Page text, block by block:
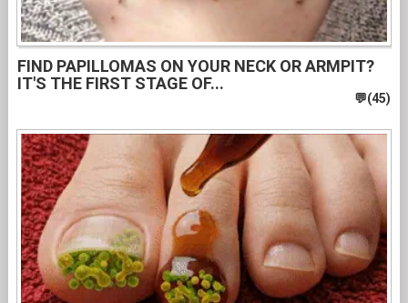
FIND PAPILLOMAS ON YOUR NECK OR ARMPIT?
IT'S THE FIRST STAGE OF...